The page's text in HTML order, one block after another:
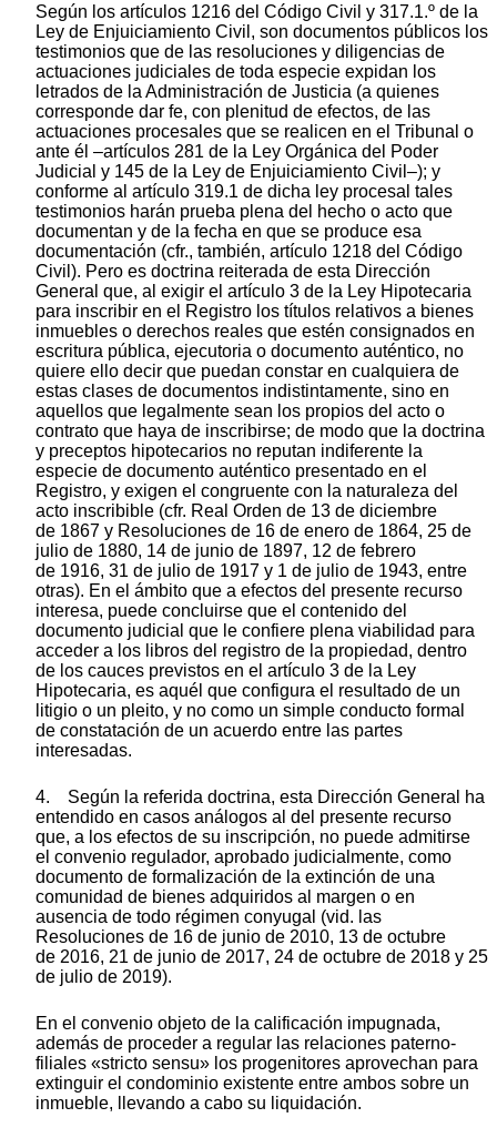
Según los artículos 1216 del Código Civil y 317.1.º de la
Ley de Enjuiciamiento Civil, son documentos públicos los
testimonios que de las resoluciones y diligencias de
actuaciones judiciales de toda especie expidan los
letrados de la Administración de Justicia (a quienes
corresponde dar fe, con plenitud de efectos, de las
actuaciones procesales que se realicen en el Tribunal o
ante él –artículos 281 de la Ley Orgánica del Poder
Judicial y 145 de la Ley de Enjuiciamiento Civil–); y
conforme al artículo 319.1 de dicha ley procesal tales
testimonios harán prueba plena del hecho o acto que
documentan y de la fecha en que se produce esa
documentación (cfr., también, artículo 1218 del Código
Civil). Pero es doctrina reiterada de esta Dirección
General que, al exigir el artículo 3 de la Ley Hipotecaria
para inscribir en el Registro los títulos relativos a bienes
inmuebles o derechos reales que estén consignados en
escritura pública, ejecutoria o documento auténtico, no
quiere ello decir que puedan constar en cualquiera de
estas clases de documentos indistintamente, sino en
aquellos que legalmente sean los propios del acto o
contrato que haya de inscribirse; de modo que la doctrina
y preceptos hipotecarios no reputan indiferente la
especie de documento auténtico presentado en el
Registro, y exigen el congruente con la naturaleza del
acto inscribible (cfr. Real Orden de 13 de diciembre
de 1867 y Resoluciones de 16 de enero de 1864, 25 de
julio de 1880, 14 de junio de 1897, 12 de febrero
de 1916, 31 de julio de 1917 y 1 de julio de 1943, entre
otras). En el ámbito que a efectos del presente recurso
interesa, puede concluirse que el contenido del
documento judicial que le confiere plena viabilidad para
acceder a los libros del registro de la propiedad, dentro
de los cauces previstos en el artículo 3 de la Ley
Hipotecaria, es aquél que configura el resultado de un
litigio o un pleito, y no como un simple conducto formal
de constatación de un acuerdo entre las partes
interesadas.
4. Según la referida doctrina, esta Dirección General ha
entendido en casos análogos al del presente recurso
que, a los efectos de su inscripción, no puede admitirse
el convenio regulador, aprobado judicialmente, como
documento de formalización de la extinción de una
comunidad de bienes adquiridos al margen o en
ausencia de todo régimen conyugal (vid. las
Resoluciones de 16 de junio de 2010, 13 de octubre
de 2016, 21 de junio de 2017, 24 de octubre de 2018 y 25
de julio de 2019).
En el convenio objeto de la calificación impugnada,
además de proceder a regular las relaciones paterno-
filiales «stricto sensu» los progenitores aprovechan para
extinguir el condominio existente entre ambos sobre un
inmueble, llevando a cabo su liquidación.